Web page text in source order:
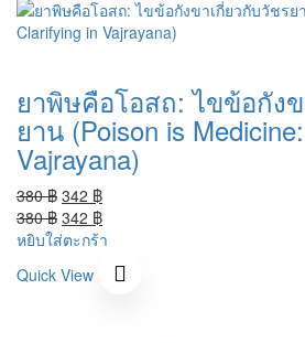
ยาพิษคือโอสถ: ไขข้อกัง
ยาน (Poison is
Vajrayana)
380฿ Original
price
was:
342 ฿Current
price
is:
380฿ Original
price
380 ฿.
342 ฿Current
price
342 ฿.
หยิบใส่ตะกร้า
Quick View